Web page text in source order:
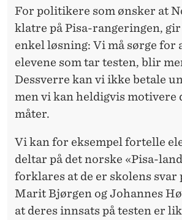
For politikere som ønsker at
klatre på Pisa-rangeringen,
enkel løsning: Vi må sørge for
elevene som tar testen, blir
Dessverre kan vi ikke betale
men vi kan heldigvis motivere
måter.
Vi kan for eksempel fortelle
deltar på det norske «Pisa-
forklares at de er skolens svar
Marit Bjørgen og Johannes
at deres innsats på testen er